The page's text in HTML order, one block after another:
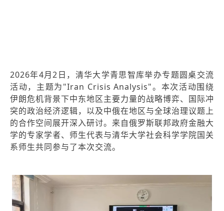
2026年4月2日，清华大学青思智库举办专题圆桌交流
活动，主题为"Iran Crisis Analysis"。本次活动围绕
伊朗危机背景下中东地区主要力量的战略博弈、国际冲
突的政治经济逻辑，以及中俄在地区与全球治理议题上
的合作空间展开深入研讨。来自俄罗斯联邦政府金融大
学的专家学者、师生代表与清华大学社会科学学院国关
系师生共同参与了本次交流。